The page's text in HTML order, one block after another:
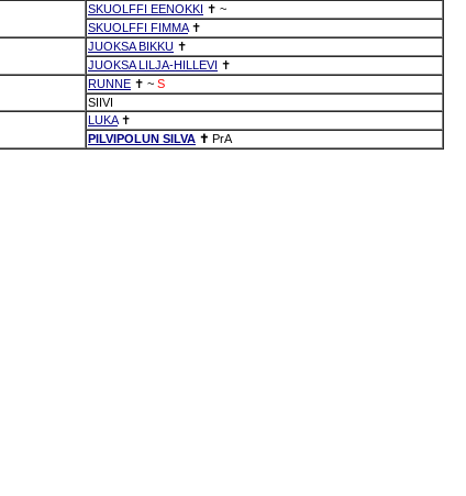
SKUOLFFI EENOKKI ✝ ~
SKUOLFFI FIMMA✝
JUOKSA BIKKU ✝
JUOKSA LILJA-HILLEVI ✝
RUNNE ✝ ~ S
SIIVI
LUKA✝
PILVIPOLUN SILVA ✝ PrA